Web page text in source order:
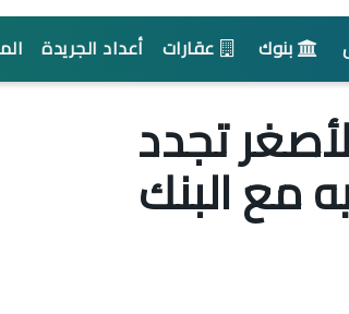
بنوك عقارات أعداد الجريدة
تجدد
جنيه مع البنك